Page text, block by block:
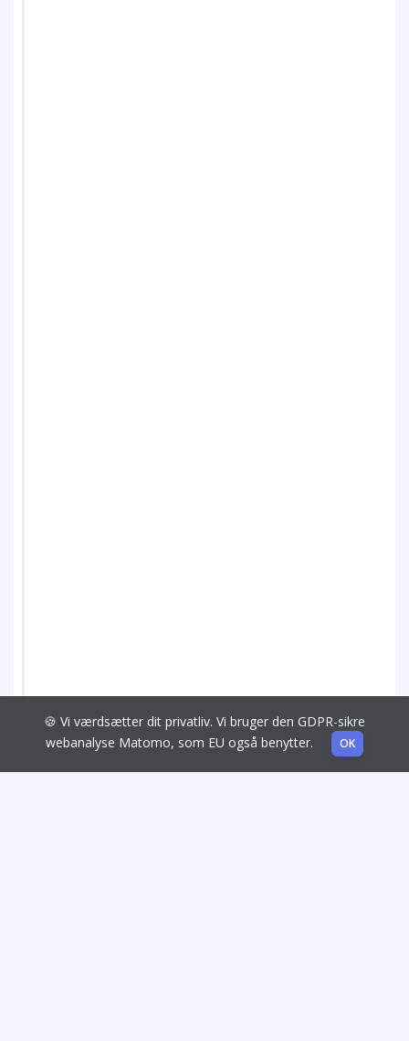
🍪 Vi værdsætter dit privatliv. Vi bruger den GDPR-sikre
webanalyse Matomo, som EU også benytter.
OK